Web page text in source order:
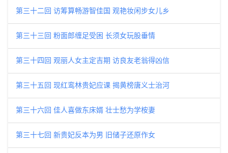
第三十二回 访筹算畅游智佳国 观艳妆闲步女儿乡
第三十三回 粉面郎缠足受困 长须女玩股垂情
第三十四回 观丽人女主定吉期 访良友老翁得凶信
第三十五回 现红鸾林贵妃应课 揭黄榜唐义士治河
第三十六回 佳人喜做东床婿 壮士愁为学桉妻
第三十七回 新贵妃反本为男 旧储子还原作女